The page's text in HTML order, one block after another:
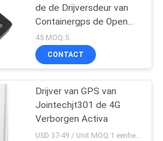
de de Drijversdeur van
Containergps de Open
Ontdekkende Waakzame
Drijver
45 MOQ:5
CONTACT
Drijver van GPS van
Jointechjt301 de 4G
Verborgen Activa
USD 37-49 / Unit MOQ:1 eenheid